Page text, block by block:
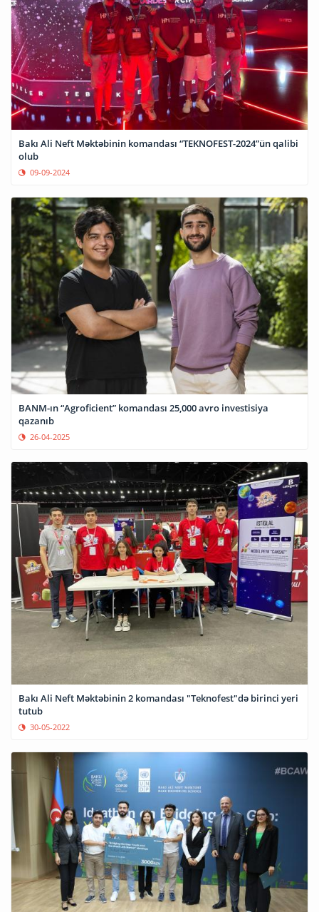
Bakı Ali Neft Məktəbinin komandası “TEKNOFEST-2024”ün qalibi
olub
09-09-2024
BANM-ın “Agroficient” komandası 25,000 avro investisiya
qazanıb
26-04-2025
Bakı Ali Neft Məktəbinin 2 komandası "Teknofest"də birinci yeri
tutub
30-05-2022